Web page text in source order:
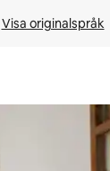
Visa originalspråk